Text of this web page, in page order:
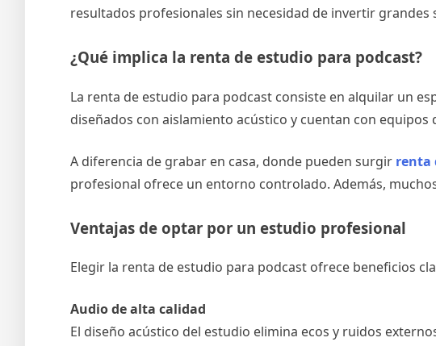
resultados profesionales sin necesidad de invertir grandes
¿Qué implica la renta de estudio para podcast?
La renta de estudio para podcast consiste en alquilar un
diseñados con aislamiento acústico y cuentan con
A diferencia de grabar en casa, donde pueden surgir renta
profesional ofrece un entorno controlado. Además,
Ventajas de optar por un estudio profesional
Elegir la renta de estudio para podcast ofrece beneficios
Audio de alta calidad
El diseño acústico del estudio elimina ecos y ruidos